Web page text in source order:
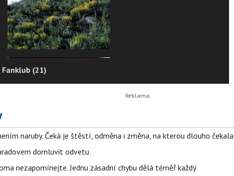
Fanklub (21)
naruby. Čeká je štěstí, odměna i změna, na kterou dlouho čekala
domluvit odvetu
nezapomínejte. Jednu zásadní chybu dělá téměř každý